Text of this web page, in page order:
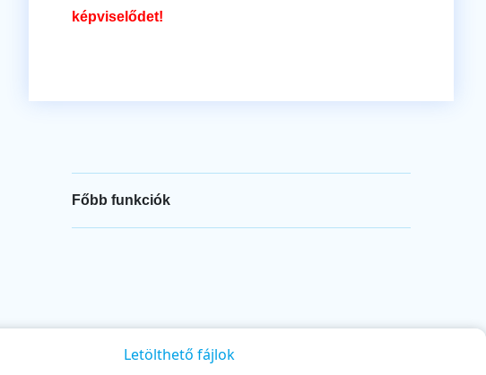
képviselődet!
Főbb funkciók
Letölthető fájlok